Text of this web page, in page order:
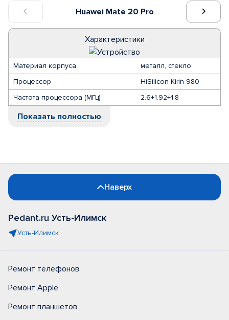
Huawei Mate 20 Pro
Характеристики
Материал корпуса
металл, стекло
Процессор
HiSilicon Kirin 980
Частота процессора (МГц)
2.6+1.92+1.8
Показать полностью
Наверх
Pedant.ru Усть-Илимск
Усть-Илимск
Ремонт телефонов
Ремонт Apple
Ремонт планшетов